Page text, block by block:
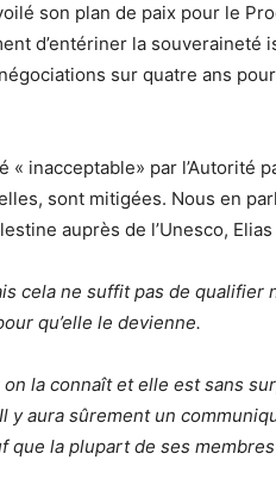
son plan de paix pour le
d’entériner la souveraineté
sur quatre ans
« inacceptable» par l’Autorité
sont mitigées. Nous en
auprès de l’Unesco, Elias
cela ne suffit pas de qualifier
qu’elle le devienne.
la connaît et elle est sans
y aura sûrement un
que la plupart de ses membres